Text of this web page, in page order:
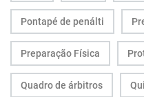
Pontapé de penálti
Preparação Física
Quadro de árbitros